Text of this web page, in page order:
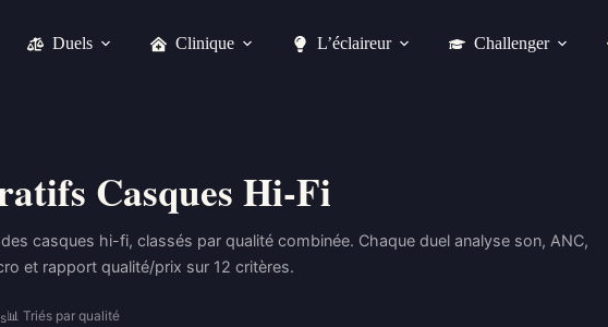
Duels Clinique L’éclaireur Challenger
Casques Hi-Fi
casques hi-fi, classés par qualité combinée. Chaque duel analyse son, ANC,
et rapport qualité/prix sur 12 critères.
📊 Triés par qualité